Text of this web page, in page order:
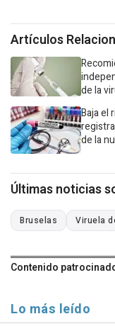
Artículos
de la
Baja el
de la
Últimas noticias
Bruselas Viruela
Contenido
Lo más leído